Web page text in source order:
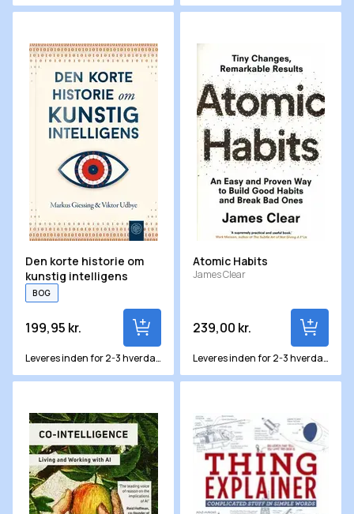
Den korte historie om
kunstig intelligens
BOG
199,95 kr.
Leveres inden for 2-3 hverdage
Atomic Habits
James Clear
239,00 kr.
Leveres inden for 2-3 hverdage